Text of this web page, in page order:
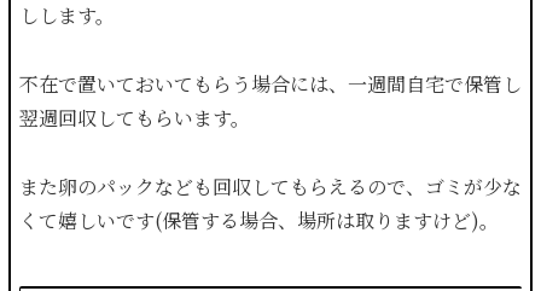
しします。
不在で置いておいてもらう場合には、一週間自宅で保管し
翌週回収してもらいます。
また卵のパックなども回収してもらえるので、ゴミが少な
くて嬉しいです(保管する場合、場所は取りますけど)。